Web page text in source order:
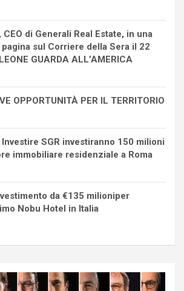
di Generali Real Estate, in una
sul Corriere della Sera il 22
GUARDA ALL’AMERICA
OPPORTUNITÀ PER IL TERRITORIO
SGR investiranno 150 milioni
immobiliare residenziale a Roma
da €135 milioniper
Nobu Hotel in Italia